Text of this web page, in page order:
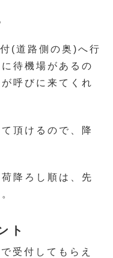
(道路側の奥)へ行
待機場があるの
呼びに来てくれ
頂けるので、降
降ろし順は、先
ト
受付してもらえ